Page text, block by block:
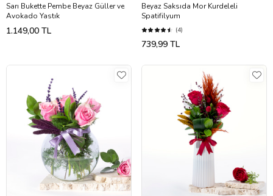
Sarı Bukette Pembe Beyaz Güller ve
Avokado Yastık
1.149,00 TL
Beyaz Saksıda Mor Kurdeleli
Spatifilyum
(4)
739,99 TL